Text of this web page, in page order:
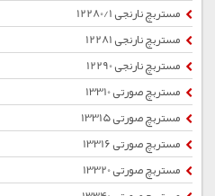
مستربچ نارنجی 12280/1
مستربچ نارنجی 12281
مستربچ نارنجی 12290
مستربچ صورتی 13310
مستربچ صورتی 13315
مستربچ صورتی 13316
مستربچ صورتی 13320